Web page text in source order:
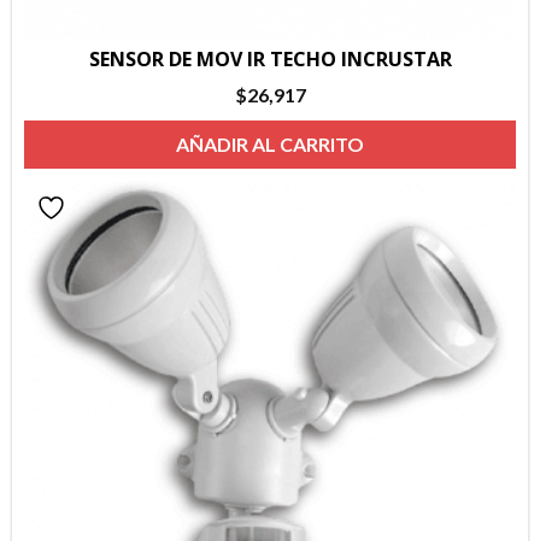
SENSOR DE MOV IR TECHO INCRUSTAR
$26,917
AÑADIR AL CARRITO